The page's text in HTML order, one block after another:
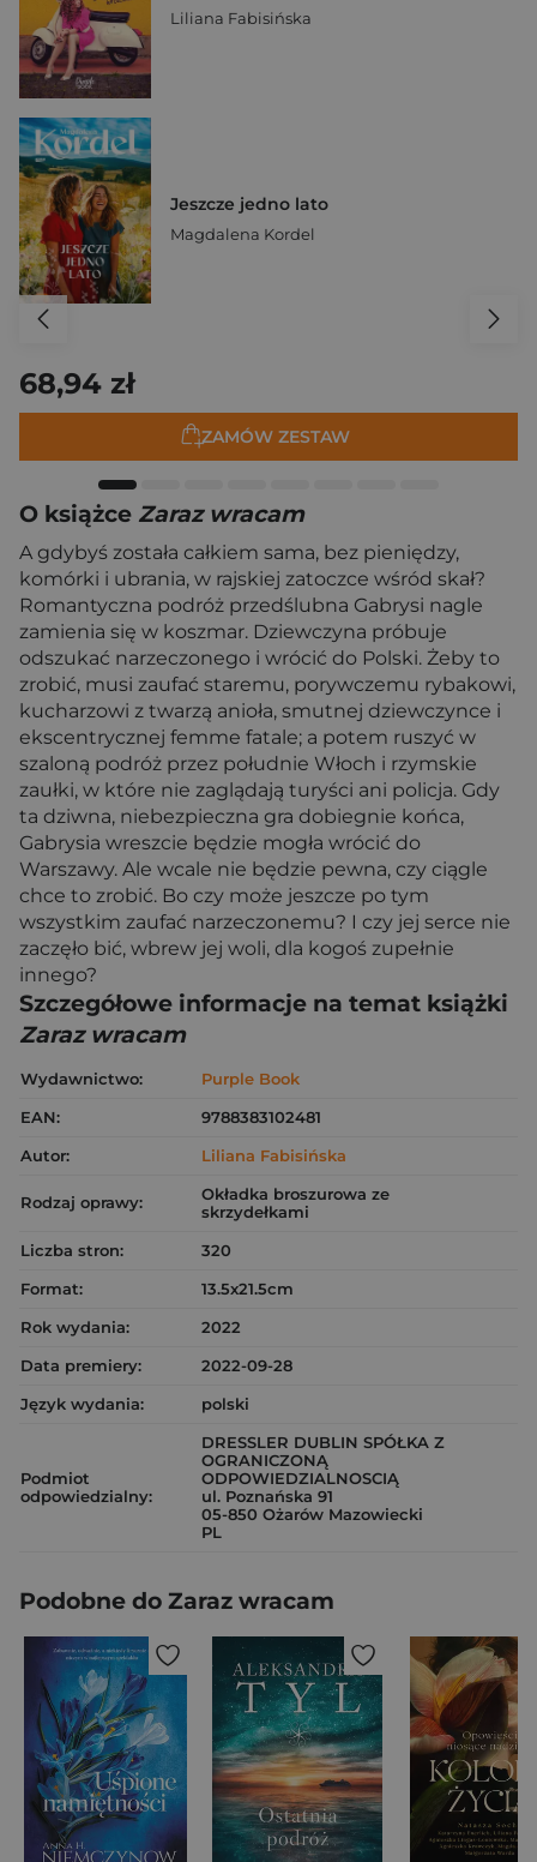
Liliana Fabisińska
Jeszcze jedno lato
Magdalena Kordel
68,94 zł
ZAMÓW ZESTAW
O książce Zaraz wracam
A gdybyś została całkiem sama, bez pieniędzy,
komórki i ubrania, w rajskiej zatoczce wśród skał?
Romantyczna podróż przedślubna Gabrysi nagle
zamienia się w koszmar. Dziewczyna próbuje
odszukać narzeczonego i wrócić do Polski. Żeby to
zrobić, musi zaufać staremu, porywczemu rybakowi,
kucharzowi z twarzą anioła, smutnej dziewczynce i
ekscentrycznej femme fatale; a potem ruszyć w
szaloną podróż przez południe Włoch i rzymskie
zaułki, w które nie zaglądają turyści ani policja. Gdy
ta dziwna, niebezpieczna gra dobiegnie końca,
Gabrysia wreszcie będzie mogła wrócić do
Warszawy. Ale wcale nie będzie pewna, czy ciągle
chce to zrobić. Bo czy może jeszcze po tym
wszystkim zaufać narzeczonemu? I czy jej serce nie
zaczęło bić, wbrew jej woli, dla kogoś zupełnie
innego?
Szczegółowe informacje na temat książki
Zaraz wracam
Wydawnictwo:
Purple Book
EAN:
9788383102481
Autor:
Liliana Fabisińska
Rodzaj oprawy:
Okładka broszurowa ze
skrzydełkami
Liczba stron:
320
Format:
13.5x21.5cm
Rok wydania:
2022
Data premiery:
2022-09-28
Język wydania:
polski
Podmiot
odpowiedzialny:
DRESSLER DUBLIN SPÓŁKA Z
OGRANICZONĄ
ODPOWIEDZIALNOSCIĄ
ul. Poznańska 91
05-850 Ożarów Mazowiecki
PL
Podobne do Zaraz wracam